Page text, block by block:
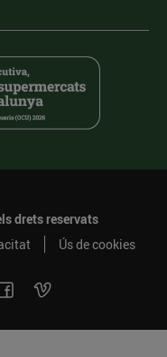
drets reservats
Ús de cookies